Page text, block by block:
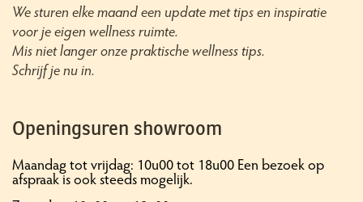
We sturen elke maand een update met tips en inspiratie
voor je eigen wellness ruimte.
Mis niet langer onze praktische wellness tips.
Schrijf je nu in.
Openingsuren showroom
Maandag tot vrijdag: 10u00 tot 18u00 Een bezoek op
afspraak is ook steeds mogelijk.